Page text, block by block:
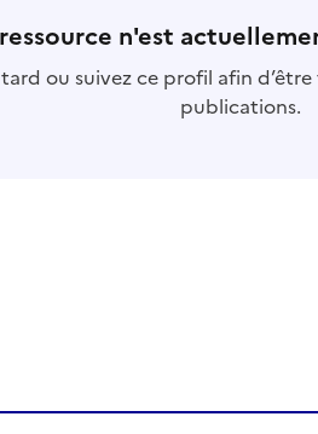
n'est
ou suivez ce profil afin
publications.